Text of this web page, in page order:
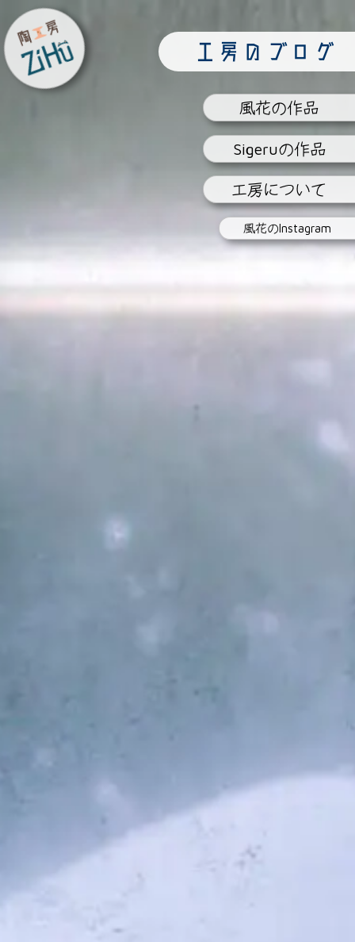
陶工房
ZiHu 工房のブログ
風花の作品
Sigeruの作品
工房について
風花のInstagram